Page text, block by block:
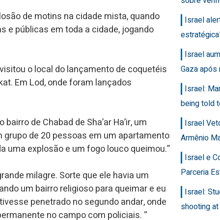
de motins na cidade mista, quando
e públicas em toda a cidade, jogando
o local do lançamento de coquetéis
Em Lod, onde foram lançados
de Chabad de Sha’ar Ha’ir, um
de 20 pessoas em um apartamento
uma explosão e um fogo louco queimou.”
milagre. Sorte que ele havia um
um bairro religioso para queimar e eu
penetrado no segundo andar, onde
no campo com policiais. “
Israel
Israel
Gaza
Israel:
being told
Israel
Armênio
Israel e
Parceria
Israel:
shooting